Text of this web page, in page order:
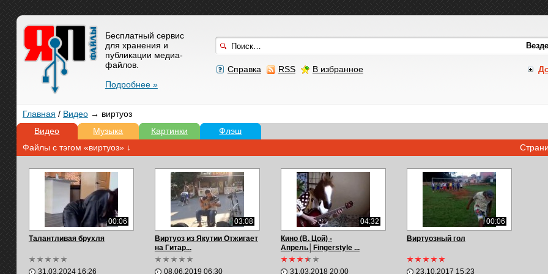
Справка RSS В избранное
Бесплатный сервис
для хранения и
публикации медиа-
файлов.
Подробнее »
Главная / Видео→ виртуоз
Видео
Музыка Картинки Флэш
Файлы с тэгом «виртуоз» ↓
00:06
Талантливая брухля
31.03.2024 16:26
03:08
Виртуоз из Якутии Отжигает
на Гитар...
08.06.2019 06:30
04:32
Кино (В. Цой) -
Апрель│Fingerstyle ...
31.03.2018 20:00
00:06
Виртуозный гол
23.10.2017 15:23